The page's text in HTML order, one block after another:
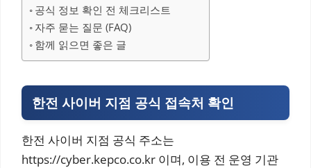
공식 정보 확인 전 체크리스트
자주 묻는 질문 (FAQ)
함께 읽으면 좋은 글
한전 사이버 지점 공식 접속처 확인
한전 사이버 지점 공식 주소는
https://cyber.kepco.co.kr 이며, 이용 전 운영 기관